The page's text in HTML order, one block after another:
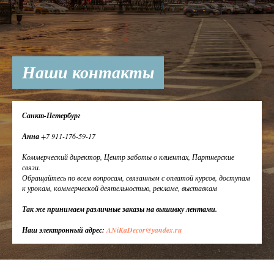
Наши контакты
Санкт-Петербург
Анна+7 911-176-59-17
Коммерческий директор, Центр заботы о клиентах, Партнерские
связи.
Обращайтесь по всем вопросам, связанным с оплатой курсов, доступам
к урокам, коммерческой деятельностью, рекламе, выставкам
Так же принимаем различные заказы на вышивку лентами.
Наш электронный адрес:ANiKaDecor@yandex.ru